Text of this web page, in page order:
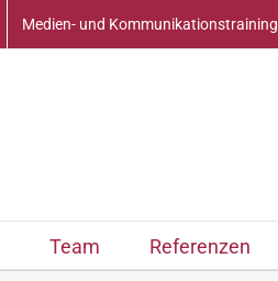
Medien- und Kommunikationstraining
Team Referenzen